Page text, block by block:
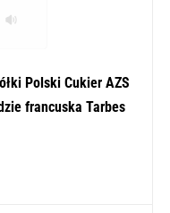
-:--
Polski Cukier AZS
francuska Tarbes